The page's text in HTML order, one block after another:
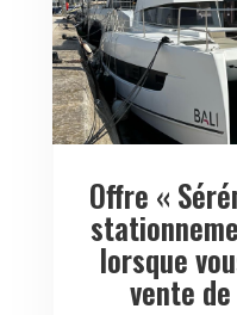
Offre «
lorsque
vente